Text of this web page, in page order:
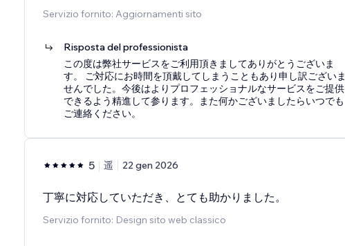
Servizio fornito: Aggiornamenti sito
Risposta del professionista
この度は弊社サービスをご利用頂きましてありがとうございま
す。 ご対応にお時間を頂戴してしまうこともあり申し訳ございま
せんでした。今後はよりプロフェッショナルなサービスをご提供
できるよう精進して参ります。また何かございましたらいつでも
ご連絡ください。
5 遥 22 gen 2026
丁寧に対応していただき、とても助かりました。
Servizio fornito: Design sito web classico